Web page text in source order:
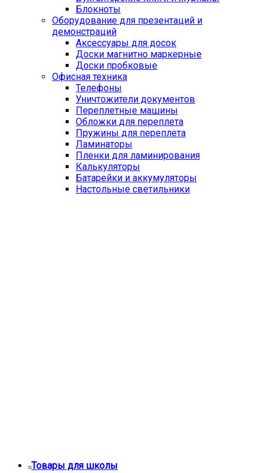
Блокноты
Оборудование для презентаций и
демонстраций
Аксессуары для досок
Доски магнитно маркерные
Доски пробковые
Офисная техника
Телефоны
Уничтожители документов
Переплетные машины
Обложки для переплета
Пружины для переплета
Ламинаторы
Пленки для ламинирования
Калькуляторы
Батарейки и аккумуляторы
Настольные светильники
Товары для школы